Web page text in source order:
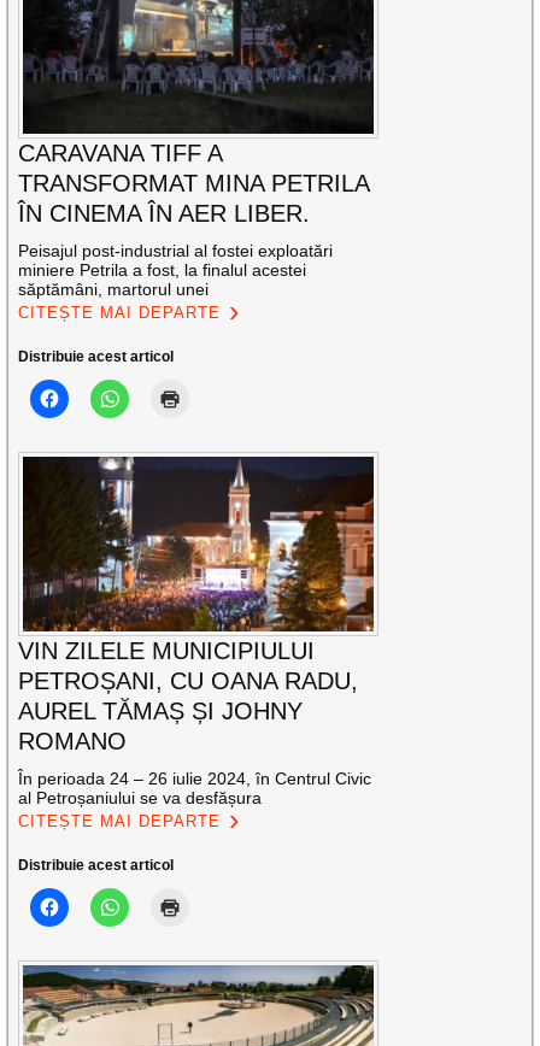
CARAVANA TIFF A
TRANSFORMAT MINA PETRILA
ÎN CINEMA ÎN AER LIBER.
Peisajul post-industrial al fostei exploatări
miniere Petrila a fost, la finalul acestei
săptămâni, martorul unei
CITEȘTE MAI DEPARTE
Distribuie acest articol
VIN ZILELE MUNICIPIULUI
PETROȘANI, CU OANA RADU,
AUREL TĂMAȘ ȘI JOHNY
ROMANO
În perioada 24 – 26 iulie 2024, în Centrul Civic
al Petroșaniului se va desfășura
CITEȘTE MAI DEPARTE
Distribuie acest articol